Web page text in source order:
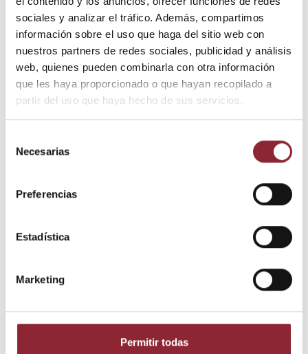
sociales y analizar el tráfico. Además, compartimos
información sobre el uso que haga del sitio web con
nuestros partners de redes sociales, publicidad y análisis
web, quienes pueden combinarla con otra información
que les haya proporcionado o que hayan recopilado a
partir del uso que haya hecho de sus servicios.
Necesarias
Preferencias
Estadística
Marketing
Permitir todas
Envío gratis +60€
Pago seguro
Detalles del producto